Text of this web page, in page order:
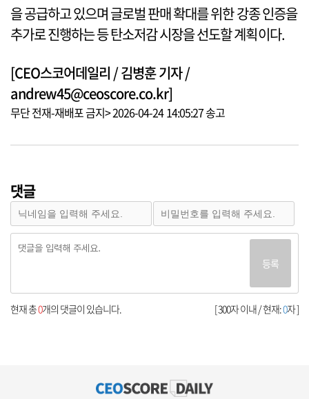
을 공급하고 있으며 글로벌 판매 확대를 위한 강종 인증을
추가로 진행하는 등 탄소저감 시장을 선도할 계획이다.
[CEO스코어데일리 / 김병훈 기자 /
andrew45@ceoscore.co.kr]
무단 전재-재배포 금지> 2026-04-24 14:05:27 송고
댓글
등록
[ 300자 이내 / 현재:0자 ]
현재 총0개의 댓글이 있습니다.